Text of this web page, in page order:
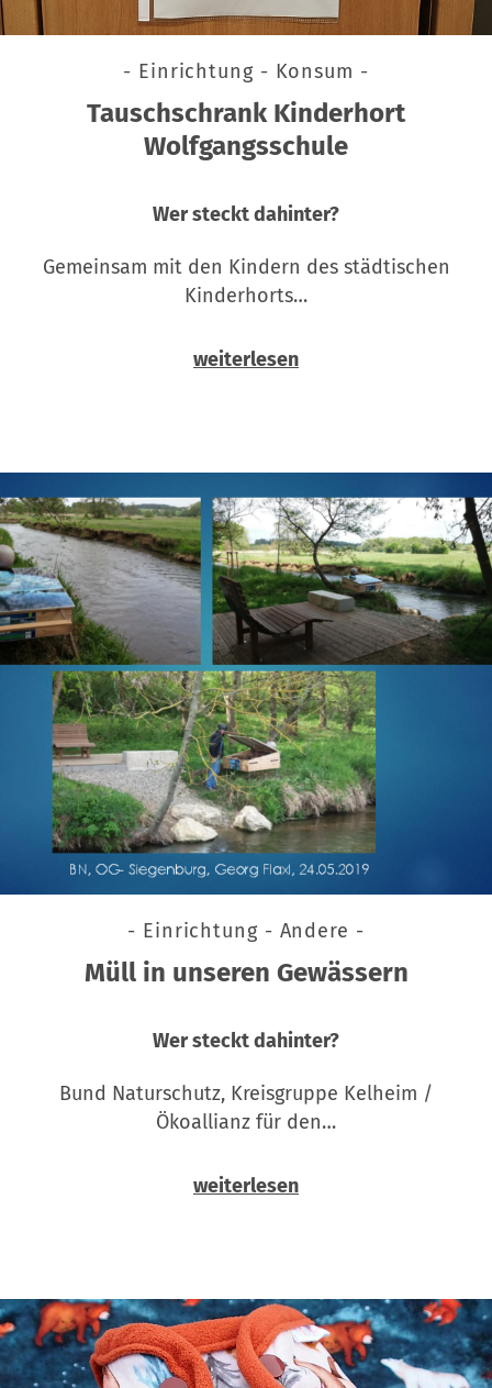
- Einrichtung - Konsum -
Tauschschrank Kinderhort
Wolfgangsschule
Wer steckt dahinter?
Gemeinsam mit den Kindern des städtischen
Kinderhorts…
weiterlesen
- Einrichtung - Andere -
Müll in unseren Gewässern
Wer steckt dahinter?
Bund Naturschutz, Kreisgruppe Kelheim /
Ökoallianz für den…
weiterlesen